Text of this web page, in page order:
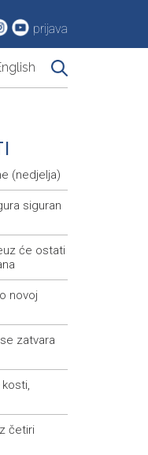
prijava
(nedjelja)
siguran
će ostati
novoj
zatvara
četiri